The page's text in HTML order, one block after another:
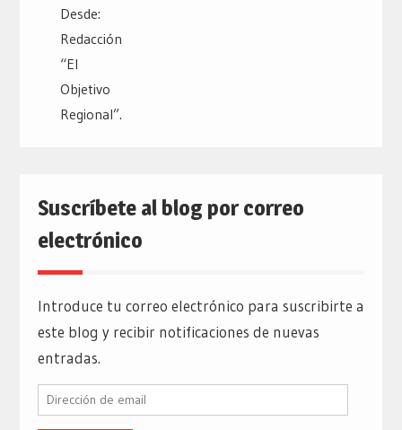
Suscríbete al blog por correo
electrónico
Introduce tu correo electrónico para suscribirte a
este blog y recibir notificaciones de nuevas
entradas.
Dirección